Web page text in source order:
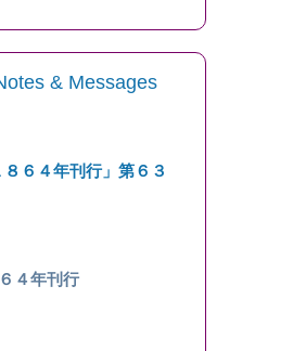
& Messages
６４年刊行」第６３
４年刊行